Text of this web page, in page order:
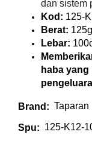
dan sistem
Kod: 125-
Berat:
Lebar:
haba
Brand: Taparan
Spu: 125-K12-